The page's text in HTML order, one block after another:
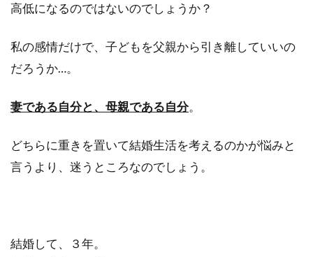
高低になるのではないのでしょうか？
私の感情だけで、子どもを父親から引き離していいの
だろうか…。
妻である自分と、母親である自分。
どちらに重きを置いて結婚生活を考えるのかが悩みと
言うより、迷うところなのでしょう。
結婚して、３年。